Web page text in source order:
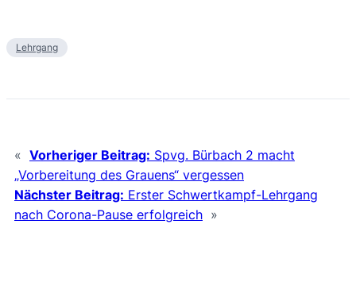
Lehrgang
« Vorheriger Beitrag: Spvg. Bürbach 2 macht
„Vorbereitung des Grauens“ vergessen
Nächster Beitrag: Erster Schwertkampf-Lehrgang
nach Corona-Pause erfolgreich »